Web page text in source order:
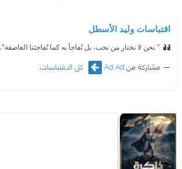
اقتباسات وليد الأسطل
‏" نحن لا نختار من نحب، بل نُفاجأ به كما تُفاجئنا العاصفة". ‏
مشاركة منAd Ad كل الاقتباسات